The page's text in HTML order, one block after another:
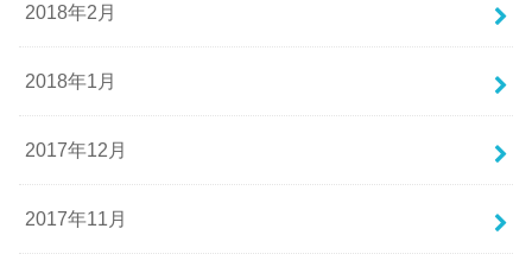
2018年2月
2018年1月
2017年12月
2017年11月